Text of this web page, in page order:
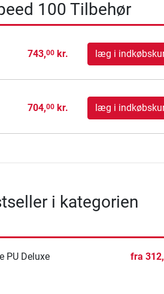
100 Tilbehør
743,00kr. læg i
704,00kr. læg i
i kategorien
PU Deluxe fra312,